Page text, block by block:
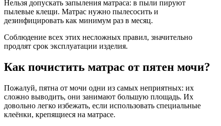
Нельзя допускать запыления матраса: в пыли пируют
пылевые клещи. Матрас нужно пылесосить и
дезинфицировать как минимум раз в месяц.
Соблюдение всех этих несложных правил, значительно
продлят срок эксплуатации изделия.
Как почистить матрас от пятен мочи?
Пожалуй, пятна от мочи одни из самых неприятных: их
сложно выводить, они занимают большую площадь. Их
довольно легко избежать, если использовать специальные
клеёнки, крепящиеся на матрасе.